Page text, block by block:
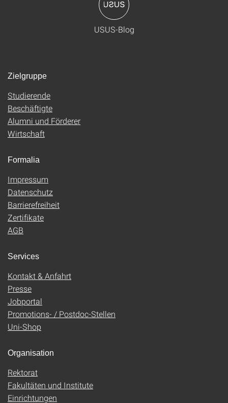
USUS-Blog
Zielgruppe
Studierende
Beschäftigte
Alumni und Förderer
Wirtschaft
Formalia
Impressum
Datenschutz
Barrierefreiheit
Zertifikate
AGB
Services
Kontakt & Anfahrt
Presse
Jobportal
Promotions- / Postdoc-Stellen
Uni-Shop
Organisation
Rektorat
Fakultäten und Institute
Einrichtungen